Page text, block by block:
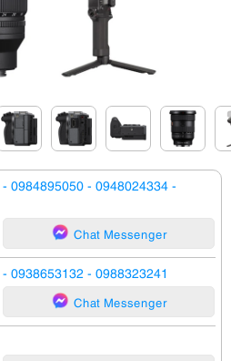
- 0984895050 - 0948024334 -
Chat Messenger
- 0938653132 - 0988323241
Chat Messenger